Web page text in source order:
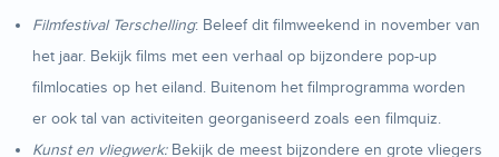
Filmfestival Terschelling: Beleef dit filmweekend in november van
het jaar. Bekijk films met een verhaal op bijzondere pop-up
filmlocaties op het eiland. Buitenom het filmprogramma worden
er ook tal van activiteiten georganiseerd zoals een filmquiz.
Kunst en vliegwerk:Bekijk de meest bijzondere en grote vliegers